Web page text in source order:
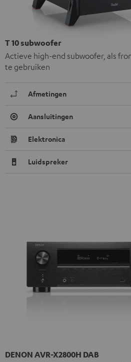
T 10 subwoofer
Actieve high-end subwoofer, als
te gebruiken
Afmetingen
Aansluitingen
Elektronica
Luidspreker
DENON AVR-X2800H DAB